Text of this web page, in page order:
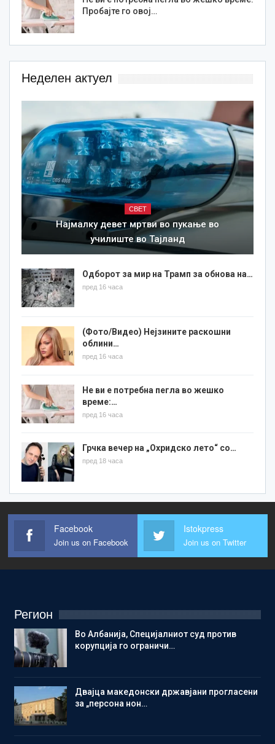
Пробајте го овој…
Неделен актуел
СВЕТ
Најмалку девет мртви во пукање во
училиште во Тајланд
Одборот за мир на Трамп за обнова на…
пред 16 часа
(Фото/Видео) Нејзините раскошни
облини…
пред 16 часа
Не ви е потребна пегла во жешко
време:…
пред 16 часа
Грчка вечер на „Охридско лето“ со…
пред 18 часа
Facebook
Join us on Facebook
Istokpress
Join us on Twitter
Регион
Во Албанија, Специјалниот суд против
корупција го ограничи…
Двајца македонски државјани прогласени
за „персона нон…